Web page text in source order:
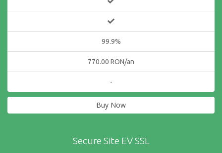
99.9%
770.00 RON/an
-
Buy Now
Secure Site EV SSL